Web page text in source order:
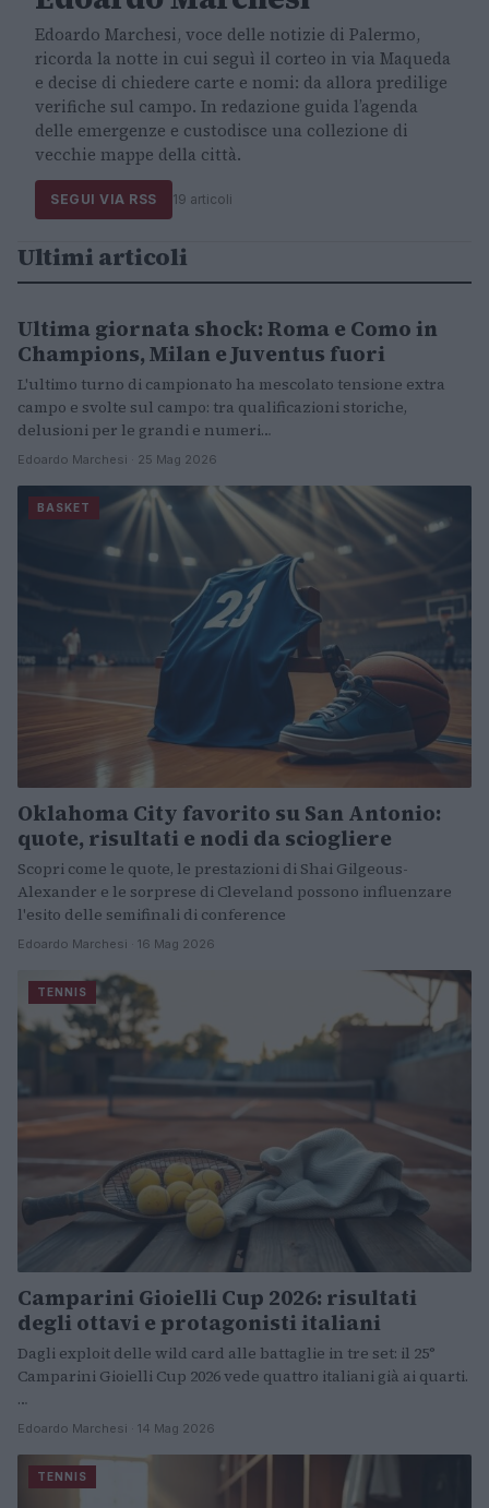
Edoardo Marchesi, voce delle notizie di Palermo,
ricorda la notte in cui seguì il corteo in via Maqueda
e decise di chiedere carte e nomi: da allora predilige
verifiche sul campo. In redazione guida l’agenda
delle emergenze e custodisce una collezione di
vecchie mappe della città.
SEGUI VIA RSS 19 articoli
Ultimi articoli
CALCIO
Ultima giornata shock: Roma e Como in
Champions, Milan e Juventus fuori
L'ultimo turno di campionato ha mescolato tensione extra
campo e svolte sul campo: tra qualificazioni storiche,
delusioni per le grandi e numeri…
Edoardo Marchesi · 25 Mag 2026
BASKET
Oklahoma City favorito su San Antonio:
quote, risultati e nodi da sciogliere
Scopri come le quote, le prestazioni di Shai Gilgeous-
Alexander e le sorprese di Cleveland possono influenzare
l'esito delle semifinali di conference
Edoardo Marchesi · 16 Mag 2026
TENNIS
Camparini Gioielli Cup 2026: risultati
degli ottavi e protagonisti italiani
Dagli exploit delle wild card alle battaglie in tre set: il 25°
Camparini Gioielli Cup 2026 vede quattro italiani già ai quarti.
…
Edoardo Marchesi · 14 Mag 2026
TENNIS